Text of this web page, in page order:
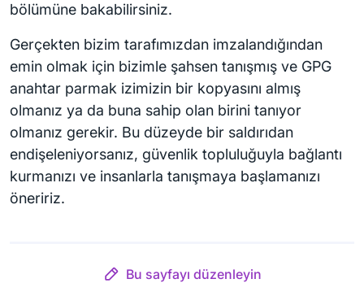
bölümüne bakabilirsiniz.
Gerçekten bizim tarafımızdan imzalandığından
emin olmak için bizimle şahsen tanışmış ve GPG
anahtar parmak izimizin bir kopyasını almış
olmanız ya da buna sahip olan birini tanıyor
olmanız gerekir. Bu düzeyde bir saldırıdan
endişeleniyorsanız, güvenlik topluluğuyla bağlantı
kurmanızı ve insanlarla tanışmaya başlamanızı
öneririz.
Bu sayfayı düzenleyin